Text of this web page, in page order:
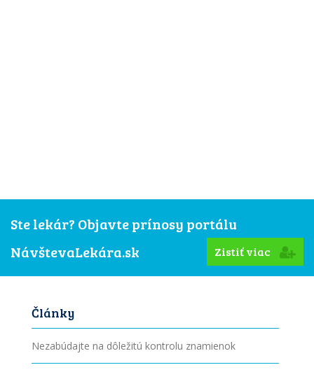
Ste lekár? Objavte prínosy portálu
NávštevaLekára.sk
Zistiť viac
Články
Nezabúdajte na dôležitú kontrolu znamienok